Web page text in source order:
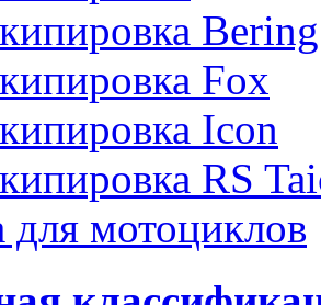
Bering
Fox
Icon
RS
для мотоциклов